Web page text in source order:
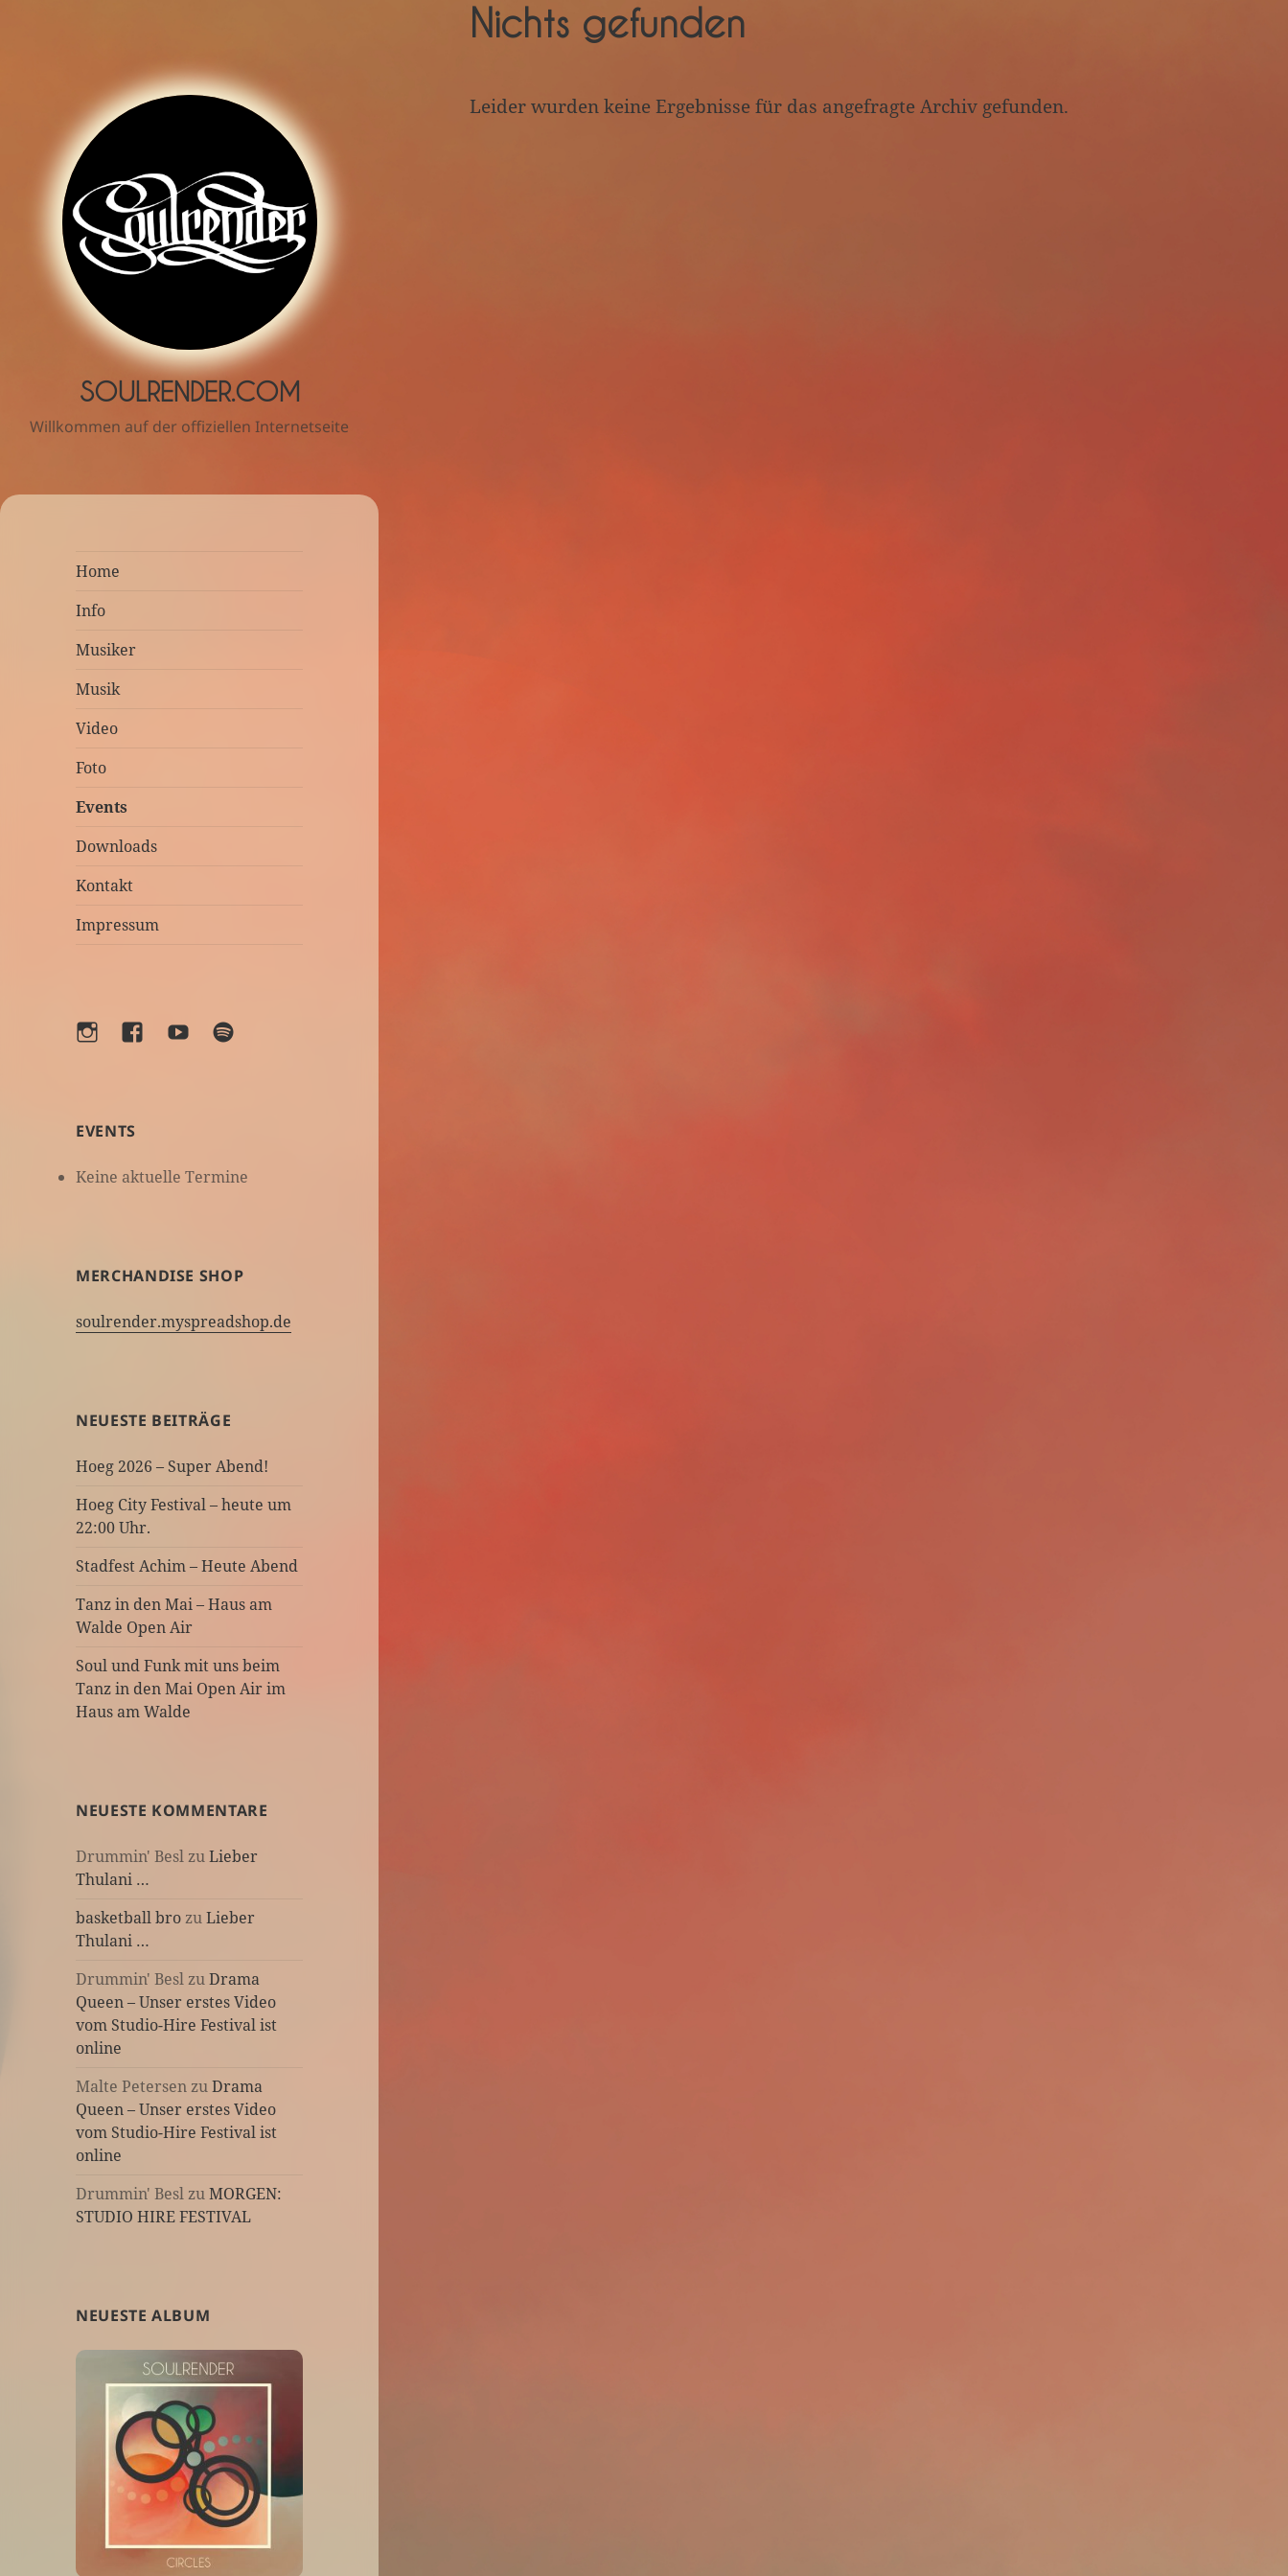
SOULRENDER.COM
Willkommen auf der offiziellen Internetseite
Home
Info
Musiker
Musik
Video
Foto
Events
Downloads
Kontakt
Impressum
InstagramFacebookYouTubeSpotify
EVENTS
Keine aktuelle Termine
MERCHANDISE SHOP
soulrender.myspreadshop.de
NEUESTE BEITRÄGE
Hoeg 2026 – Super Abend!
Hoeg City Festival – heute um
22:00 Uhr.
Stadfest Achim – Heute Abend
Tanz in den Mai – Haus am
Walde Open Air
Soul und Funk mit uns beim
Tanz in den Mai Open Air im
Haus am Walde
NEUESTE KOMMENTARE
Drummin' BeslzuLieber
Thulani …
basketball brozuLieber
Thulani …
Drummin' BeslzuDrama
Queen – Unser erstes Video
vom Studio-Hire Festival ist
online
Malte PetersenzuDrama
Queen – Unser erstes Video
vom Studio-Hire Festival ist
online
Drummin' BeslzuMORGEN:
STUDIO HIRE FESTIVAL
NEUESTE ALBUM
Nichts gefunden
Leider wurden keine Ergebnisse für das angefragte Archiv gefunden.